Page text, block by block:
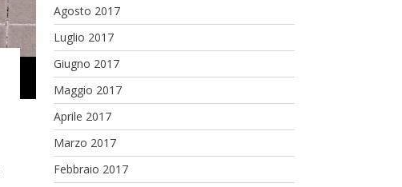
Agosto 2017
Luglio 2017
Giugno 2017
Maggio 2017
Aprile 2017
Marzo 2017
Febbraio 2017